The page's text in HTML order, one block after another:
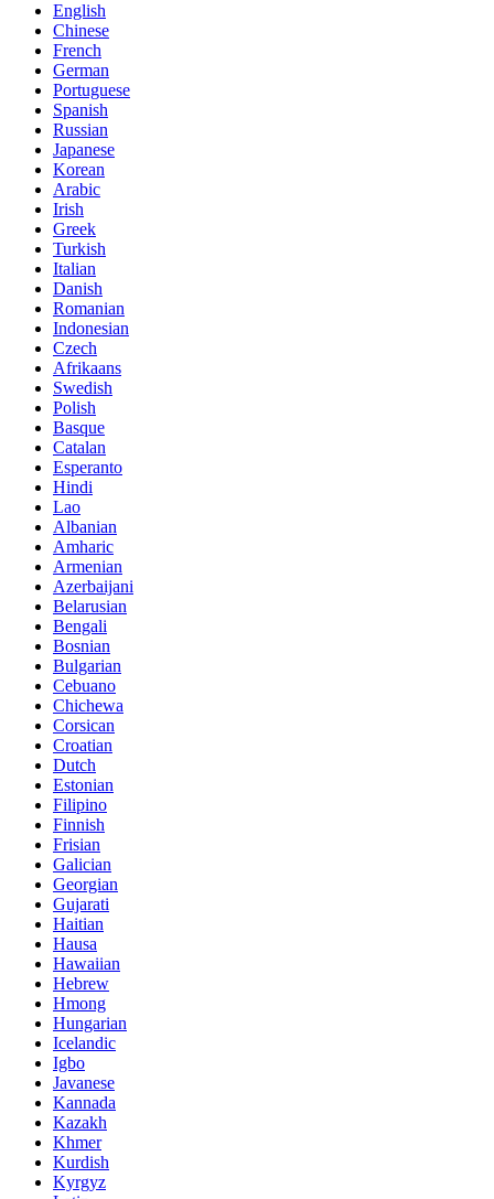
English
Chinese
French
German
Portuguese
Spanish
Russian
Japanese
Korean
Arabic
Irish
Greek
Turkish
Italian
Danish
Romanian
Indonesian
Czech
Afrikaans
Swedish
Polish
Basque
Catalan
Esperanto
Hindi
Lao
Albanian
Amharic
Armenian
Azerbaijani
Belarusian
Bengali
Bosnian
Bulgarian
Cebuano
Chichewa
Corsican
Croatian
Dutch
Estonian
Filipino
Finnish
Frisian
Galician
Georgian
Gujarati
Haitian
Hausa
Hawaiian
Hebrew
Hmong
Hungarian
Icelandic
Igbo
Javanese
Kannada
Kazakh
Khmer
Kurdish
Kyrgyz